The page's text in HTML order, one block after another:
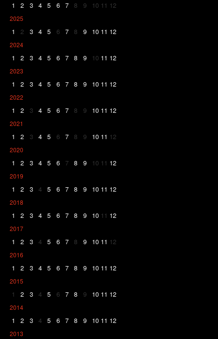
1 2 3 4 5 6 7 8 9 10 11 12
2025
1 2 3 4 5 6 7 8 9 10 11 12
2024
1 2 3 4 5 6 7 8 9 10 11 12
2023
1 2 3 4 5 6 7 8 9 10 11 12
2022
1 2 3 4 5 6 7 8 9 10 11 12
2021
1 2 3 4 5 6 7 8 9 10 11 12
2020
1 2 3 4 5 6 7 8 9 10 11 12
2019
1 2 3 4 5 6 7 8 9 10 11 12
2018
1 2 3 4 5 6 7 8 9 10 11 12
2017
1 2 3 4 5 6 7 8 9 10 11 12
2016
1 2 3 4 5 6 7 8 9 10 11 12
2015
1 2 3 4 5 6 7 8 9 10 11 12
2014
1 2 3 4 5 6 7 8 9 10 11 12
2013